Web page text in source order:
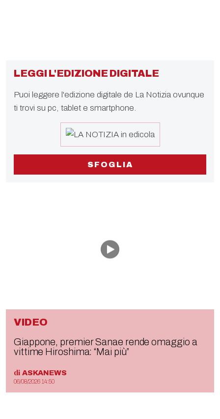
LEGGI L'EDIZIONE DIGITALE
Puoi leggere l'edizione digitale de La Notizia ovunque
ti trovi su pc, tablet e smartphone.
SFOGLIA
VIDEO
Giappone, premier Sanae rende omaggio a
vittime Hiroshima: “Mai più”
di ASKANEWS
06/08/2026 14:50